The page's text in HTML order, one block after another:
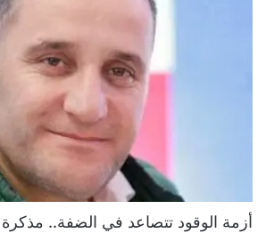
أزمة الوقود تتصاعد في الضفة..